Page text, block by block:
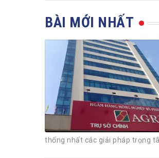
BÀI MỚI NHẤT
thống nhất các giải pháp trọng